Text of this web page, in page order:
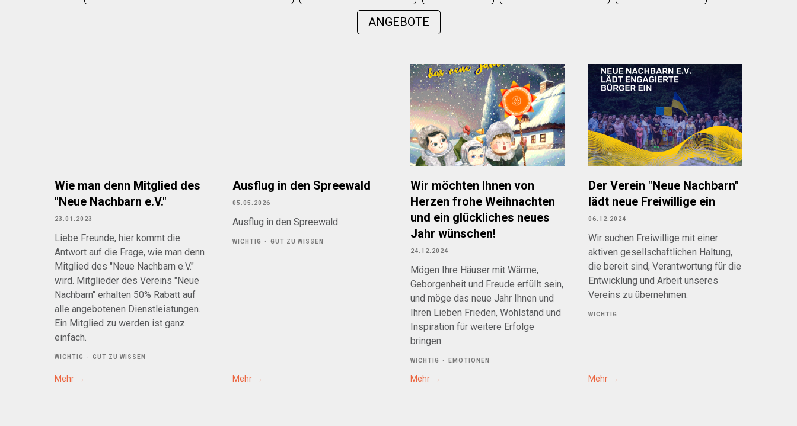
ANGEBOTE
Wie man denn Mitglied des
"Neue Nachbarn e.V."
23.01.2023
Liebe Freunde, hier kommt die
Antwort auf die Frage, wie man denn
Mitglied des "Neue Nachbarn e.V."
wird. Mitglieder des Vereins "Neue
Nachbarn" erhalten 50% Rabatt auf
alle angebotenen Dienstleistungen.
Ein Mitglied zu werden ist ganz
einfach.
WICHTIG GUT ZU WISSEN
Mehr
Ausflug in den Spreewald
05.05.2026
Ausflug in den Spreewald
WICHTIG GUT ZU WISSEN
Mehr
Wir möchten Ihnen von
Herzen frohe Weihnachten
und ein glückliches neues
Jahr wünschen!
24.12.2024
Mögen Ihre Häuser mit Wärme,
Geborgenheit und Freude erfüllt sein,
und möge das neue Jahr Ihnen und
Ihren Lieben Frieden, Wohlstand und
Inspiration für weitere Erfolge
bringen.
WICHTIG EMOTIONEN
Mehr
Der Verein "Neue Nachbarn"
lädt neue Freiwillige ein
06.12.2024
Wir suchen Freiwillige mit einer
aktiven gesellschaftlichen Haltung,
die bereit sind, Verantwortung für die
Entwicklung und Arbeit unseres
Vereins zu übernehmen.
WICHTIG
Mehr